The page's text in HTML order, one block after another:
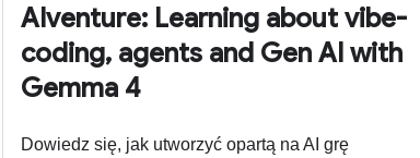
AIventure: Learning about vibe-
coding, agents and Gen AI with
Gemma 4
Dowiedz się, jak utworzyć opartą na AI grę